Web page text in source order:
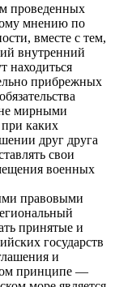
проведенных
мнению по
вместе с тем,
внутренний
находиться
прибрежных
мирными
каких
друг друга
свои
военных
правовыми
принятые и
государств
и
принципе —